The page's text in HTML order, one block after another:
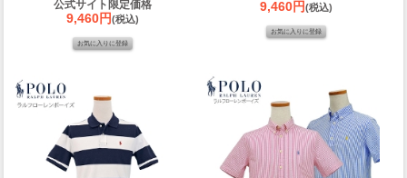
公式サイト限定価格
9,460円(税込)
9,460円(税込)